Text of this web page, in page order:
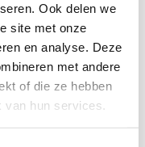
Ook delen we
site met onze
en analyse. Deze
met andere
of die ze hebben
hun services.
Einddemper
S60 2.4 D 20_V
€98,82